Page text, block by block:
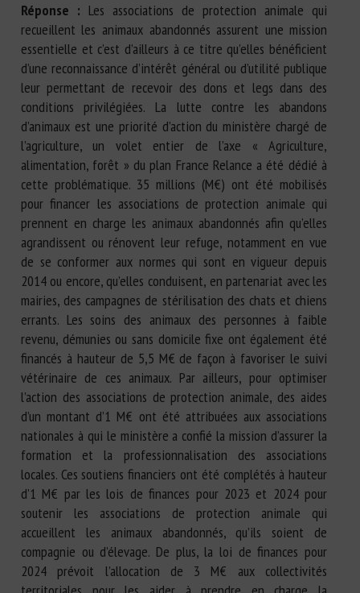
Réponse : Les associations de protection animale qui
recueillent les animaux abandonnés assurent une mission
essentielle et c’est d’ailleurs à ce titre qu’elles bénéficient
d’une reconnaissance d’intérêt général ou d’utilité publique
leur permettant de recevoir des dons et legs dans des
conditions privilégiées. La lutte contre les abandons
d’animaux est une priorité d’action du ministère chargé de
l’agriculture, un volet entier de l’axe « Agriculture,
alimentation, forêt » du plan France Relance a été dédié à
cette problématique. 35 millions (M€) ont été mobilisés
pour financer les associations de protection animale qui
prennent en charge les animaux abandonnés afin qu’elles
agrandissent ou rénovent leur refuge, notamment en vue
de se conformer aux normes qui sont en vigueur depuis
2014 ou encore, qu’elles conduisent, en partenariat avec les
mairies, des campagnes de stérilisation des chats et chiens
errants. Les soins des animaux des personnes à faible
revenu, démunies ou sans domicile fixe ont également été
financés à hauteur de 5,5 M€ de façon à favoriser le suivi
vétérinaire de ces animaux. Par ailleurs, pour optimiser
l’action des associations de protection animale, des aides
d’un montant d’1 M€ ont été attribuées aux associations
nationales à qui le ministère a confié la mission d’assurer la
formation et la professionnalisation des associations
locales. Ces soutiens financiers ont été complétés à hauteur
d’1 M€ par les lois de finances pour 2023 et 2024 pour
soutenir les associations de protection animale qui
accueillent les animaux abandonnés, qu’ils soient de
compagnie ou d’élevage. De plus, la loi de finances pour
2024 prévoit l’allocation de 3 M€ aux collectivités